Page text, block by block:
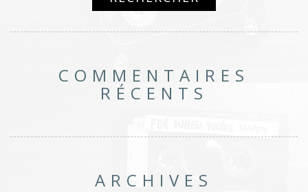
COMMENTAIRES
RÉCENTS
ARCHIVES